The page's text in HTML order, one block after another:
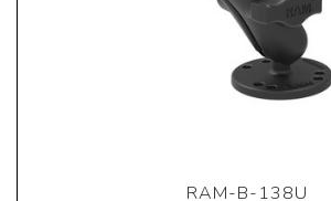
RAM-B-138U